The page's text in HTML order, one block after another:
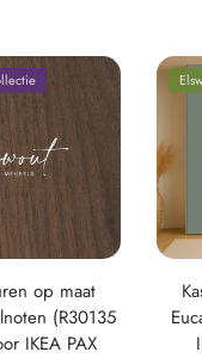
op maat
(R30135
IKEA PAX